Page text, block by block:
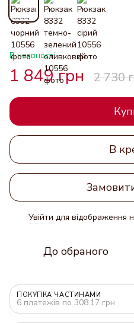
В наявності
1 849 грн 2 730
В
Увійти для відображення
До обраного
ПОКУПКА ЧАСТИНАМИ
6 платежів по 308.17 грн